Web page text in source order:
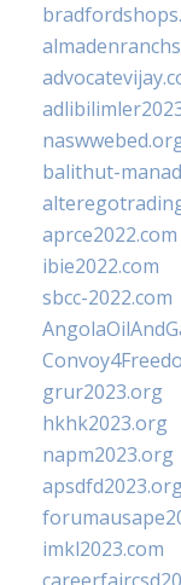
balithut-
aprce2022.com
ibie2022.com
sbcc-2022.com
grur2023.org
hkhk2023.org
napm2023.org
imkl2023.com